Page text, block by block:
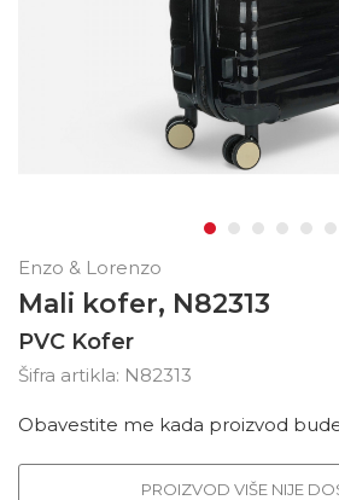
Enzo & Lorenzo
Mali kofer, N82313
PVC Kofer
Šifra artikla: N82313
Obavestite me kada proizvod
PROIZVOD VIŠE NIJE